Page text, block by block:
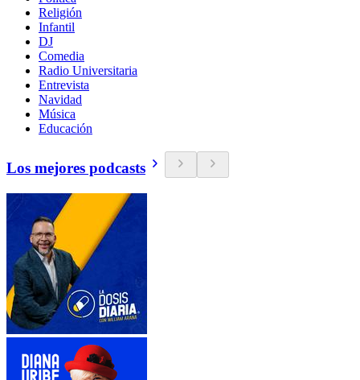
Religión
Infantil
DJ
Comedia
Radio Universitaria
Entrevista
Navidad
Música
Educación
Los mejores podcasts